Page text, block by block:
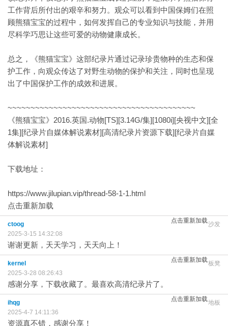
工作背后所付出的艰辛和努力。观众可以看到中国保姆们在照
顾熊猫宝宝的过程中，如何发挥自己的专业知识与技能，并用
尽科学巧思让这些可爱的动物健康成长。
总之，《熊猫宝宝》这部纪录片通过记录珍贵物种的生态和保
护工作，向观众传达了对野生动物的保护和关注，同时也呈现
出了中国保护工作的成效和进展。
~~~~~~~~~~~~~~~~~~~~~~~~~~~~~~~~~~~~~~~~~
《熊猫宝宝》2016.英国.动物[TS][3.14G/集][1080i][央视中文][全
1集][纪录片自媒体解说素材][高清纪录片资源下载][纪录片自媒
体解说素材]
下载地址：
https://www.jilupian.vip/thread-58-1-1.html
点击重新加载
点击重新加载沙发
ctoog
2025-3-15 14:32:08
谢谢更新，天天学习，天天向上！
点击重新加载板凳
kernel
2025-3-28 08:26:43
感谢分享，下载收藏了。最喜欢高清纪录片了。
点击重新加载地板
ihqg
2025-4-7 14:11:36
资源真不错，感谢分享！